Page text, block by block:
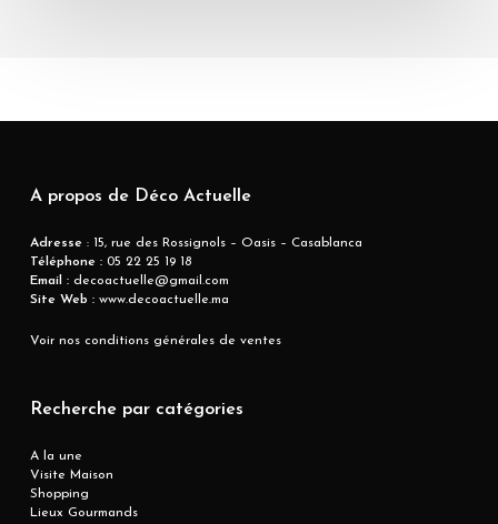
A propos de Déco Actuelle
Adresse : 15, rue des Rossignols – Oasis – Casablanca
Téléphone :05 22 25 19 18
Email :decoactuelle@gmail.com
Site Web :www.decoactuelle.ma
Voir nos conditions générales de ventes
Recherche par catégories
A la une
Visite Maison
Shopping
Lieux Gourmands